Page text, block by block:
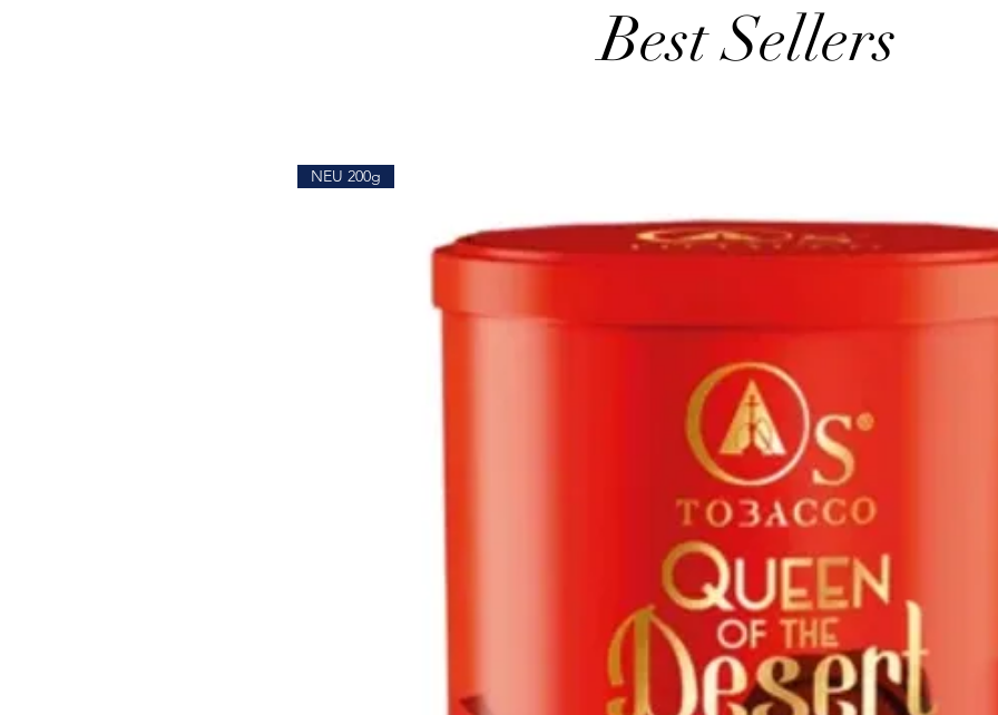
Best Sellers
NEU 200g